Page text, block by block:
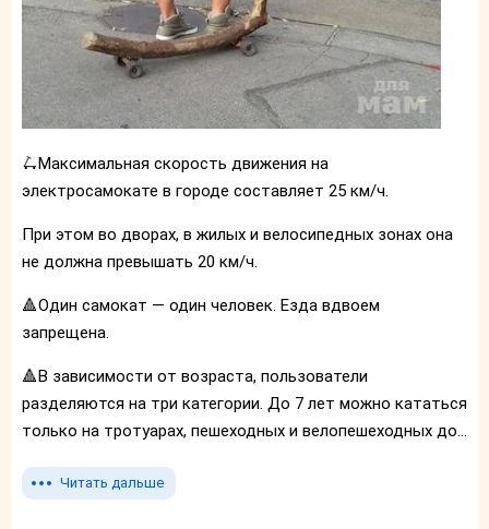
🛴Максимальная скорость движения на
электросамокате в городе составляет 25 км/ч.
При этом во дворах, в жилых и велосипедных зонах она
не должна превышать 20 км/ч.
🔺Один самокат — один человек. Езда вдвоем
запрещена.
🔺В зависимости от возраста, пользователи
разделяются на три категории. До 7 лет можно кататься
только на тротуарах, пешеходных и велопешеходных до...
Читать дальше